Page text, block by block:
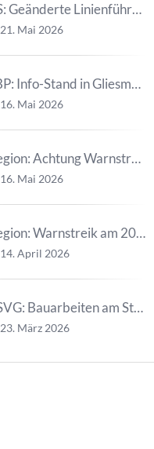
BS: Geänderte Linienführung Tag d. NDS
21. Mai 2026
SBP: Info-Stand in Gliesmarode am 2. Juni und 23. Juni
16. Mai 2026
Region: Achtung Warnstreiks in der Kalenderwoche 21
16. Mai 2026
Region: Warnstreik am 20. und 21.04.2026 *Update*
14. April 2026
BSVG: Bauarbeiten am Steinweg – Buslinien halten verändert
23. März 2026